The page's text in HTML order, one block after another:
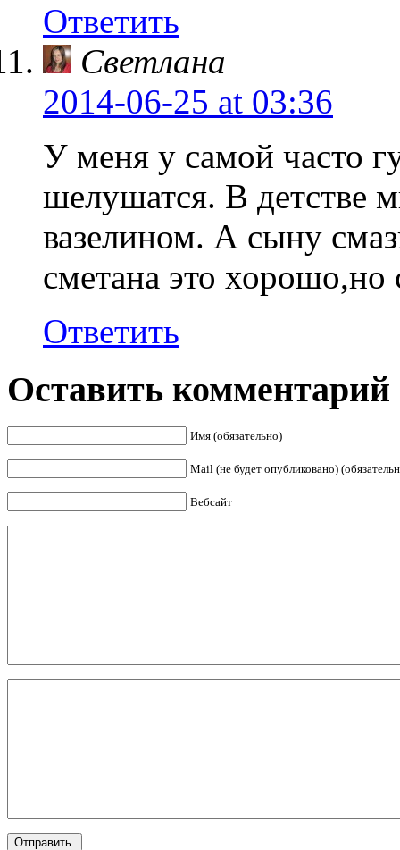
Ответить
Светлана
2014-06-25 at 03:36
У меня у самой часто
шелушатся. В детстве
вазелином. А сыну
сметана это
Ответить
Оставить комментарий
Имя (обязательно)
Mail (не будет опубликовано)
Вебсайт